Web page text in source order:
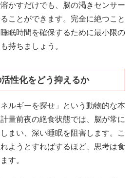
かすだけでも、脳の渇きセンサー
ことができます。完全に絶つこと
眠時間を確保するために最小限の
持ちましょう。
性化をどう抑えるか
ルギーを探せ」という動物的な本
量前夜の絶食状態では、脳が常に
まい、深い睡眠を阻害します。こ
ようとすればするほど、思考は食
す。